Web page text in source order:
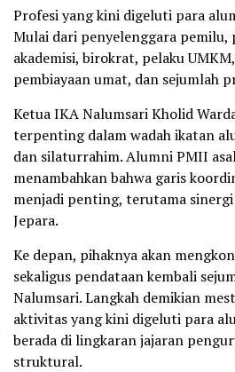
Profesi yang kini digeluti para
Mulai dari penyelenggara pemilu,
akademisi, birokrat, pelaku
pembiayaan umat, dan sejumlah
Ketua IKA Nalumsari Kholid
terpenting dalam wadah ikatan
dan silaturrahim. Alumni PMII
menambahkan bahwa garis
menjadi penting, terutama
Jepara.
Ke depan, pihaknya akan
sekaligus pendataan kembali
Nalumsari. Langkah demikian
aktivitas yang kini digeluti para
berada di lingkaran jajaran
struktural.